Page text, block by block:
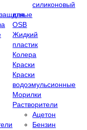
силиконовый
для
OSB
Жидкий
пластик
Колера
Краски
Краски
водоэмульсионные
Морилки
Растворители
Ацетон
Бензин